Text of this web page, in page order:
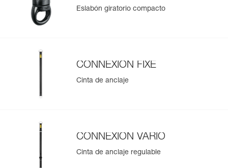
Eslabón giratorio compacto
CONNEXION FIXE
Cinta de anclaje
CONNEXION VARIO
Cinta de anclaje regulable